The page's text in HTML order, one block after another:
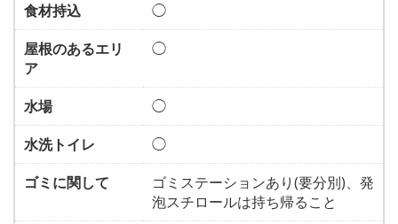
食材持込
◯
屋根のあるエリ
ア
◯
水場
◯
水洗トイレ
◯
ゴミに関して
ゴミステーションあり(要分別)、発
泡スチロールは持ち帰ること